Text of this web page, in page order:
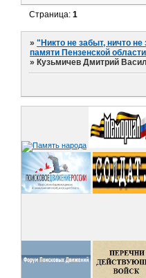
Страница:1
»"Никто не забыт, ничто
памяти Пензенской
» Кузьмичев Дмитрий